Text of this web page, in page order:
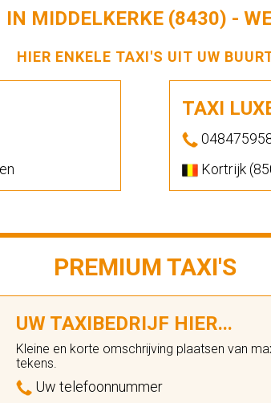
IN MIDDELKERKE (8430) -
HIER ENKELE TAXI'S UIT UW
TAXI
Kortrijk
PREMIUM TAXI'S
UW TAXIBEDRIJF HIER...
Kleine en korte omschrijving plaatsen van
tekens.
Uw telefoonnummer